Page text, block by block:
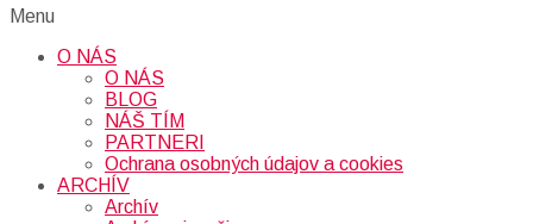
Menu
O NÁS
O NÁS
BLOG
NÁŠ TÍM
PARTNERI
Ochrana osobných údajov a cookies
ARCHÍV
Archív